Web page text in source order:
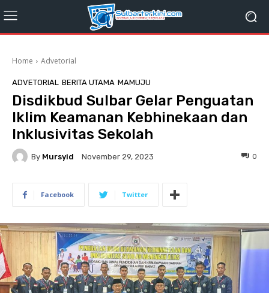
Home Advetorial
ADVETORIAL BERITA UTAMA MAMUJU
Disdikbud Sulbar Gelar Penguatan
Iklim Keamanan Kebhinekaan dan
Inklusivitas Sekolah
By Mursyid November 29, 2023 0
Facebook Twitter